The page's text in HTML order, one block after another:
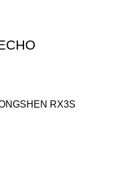
RX3S